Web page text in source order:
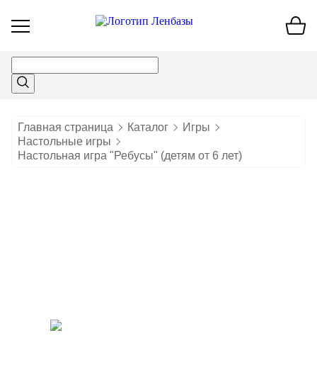
Открыть
Главная страница Каталог
Игры
Настольные игры
Настольная игра "Ребусы" (детям от 6 лет)